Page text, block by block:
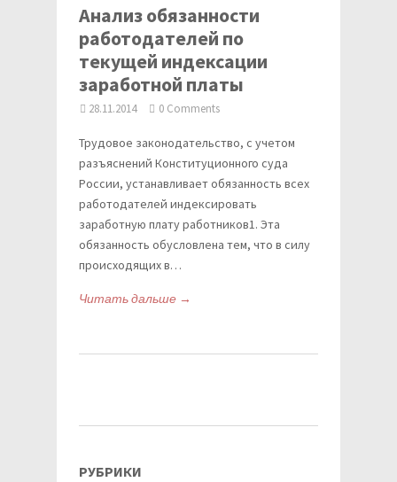
Анализ обязанности
работодателей по
текущей индексации
заработной платы
28.11.2014 0 Comments
Трудовое законодательство, с учетом
разъяснений Конституционного суда
России, устанавливает обязанность всех
работодателей индексировать
заработную плату работников1. Эта
обязанность обусловлена тем, что в силу
происходящих в…
Читать дальше →
РУБРИКИ